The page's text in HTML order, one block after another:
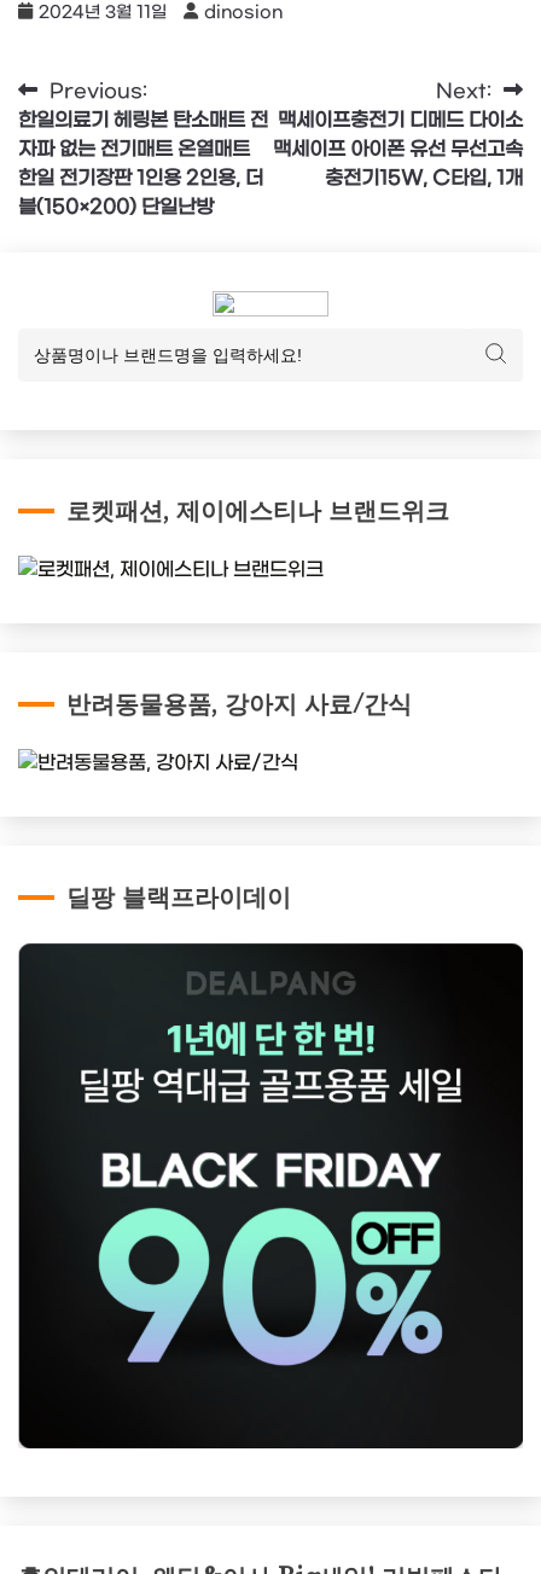
2024년 3월 11일 dinosion
글
탐
색
Previous:
한일의료기 헤링본 탄소매트 전
자파 없는 전기매트 온열매트
한일 전기장판 1인용 2인용, 더
블(150×200) 단일난방
Next:
맥세이프충전기 디메드 다이소
맥세이프 아이폰 유선 무선고속
충전기15W, C타입, 1개
로켓패션, 제이에스티나 브랜드위크
반려동물용품, 강아지 사료/간식
딜팡 블랙프라이데이